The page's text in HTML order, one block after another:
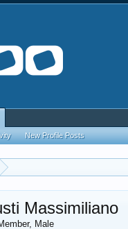
Massimiliano
, Male
New Profile Posts